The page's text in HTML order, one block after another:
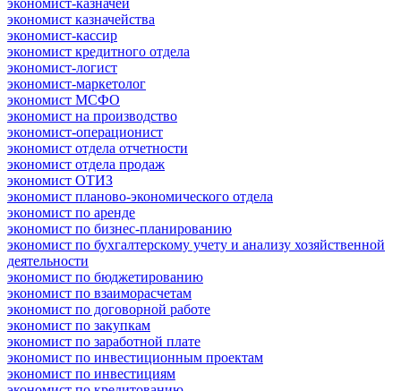
экономист казначейства
экономист-кассир
экономист кредитного отдела
экономист-логист
экономист-маркетолог
экономист МСФО
экономист на производство
экономист-операционист
экономист отдела отчетности
экономист отдела продаж
экономист ОТИЗ
экономист планово-экономического отдела
экономист по аренде
экономист по бизнес-планированию
экономист по бухгалтерскому учету и анализу хозяйственной
деятельности
экономист по бюджетированию
экономист по взаиморасчетам
экономист по договорной работе
экономист по закупкам
экономист по заработной плате
экономист по инвестиционным проектам
экономист по инвестициям